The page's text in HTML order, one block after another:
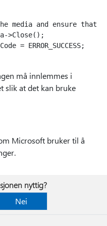
media and ensure that
>Close();
= ERROR_SUCCESS;
må innlemmes i
slik at det kan bruke
Microsoft bruker til å
nyttig?
Nei